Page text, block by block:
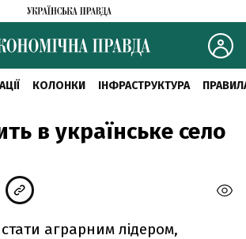
КОЛОНКИ ІНФРАСТРУКТУРА
в українське село
аграрним лідером,